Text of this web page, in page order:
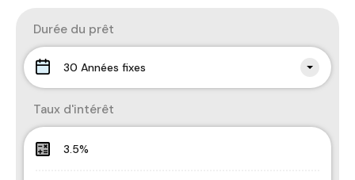
Durée du prêt
30 Années fixes
Taux d'intérêt